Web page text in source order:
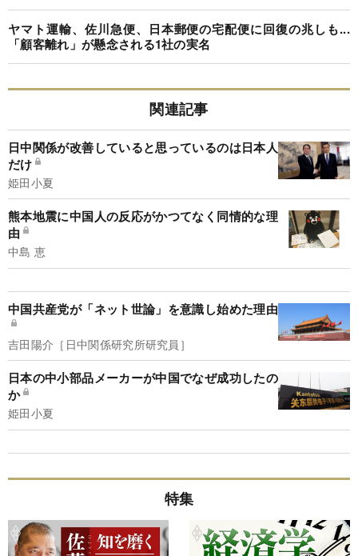
ヤマト運輸、佐川急便、日本郵便の宅配便に回復の兆しも...
「顧客離れ」が懸念される1社の実名
関連記事
日中関係が改善していると思っているのは日本人
だけ
姫田小夏
熊本地震に中国人の反応がかつてなく同情的な理
由
中島 恵
中国共産党が「ネット世論」を意識し始めた理由
吉田陽介［日中関係研究所研究員］
日本の中小部品メーカーが中国でなぜ成功したの
か
姫田小夏
特集